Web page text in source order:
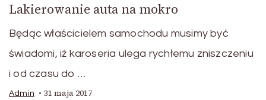
Lakierowanie auta na mokro
Będąc właścicielem samochodu musimy być
świadomi, iż karoseria ulega rychłemu zniszczeniu
i od czasu do …
Admin 31 maja 2017